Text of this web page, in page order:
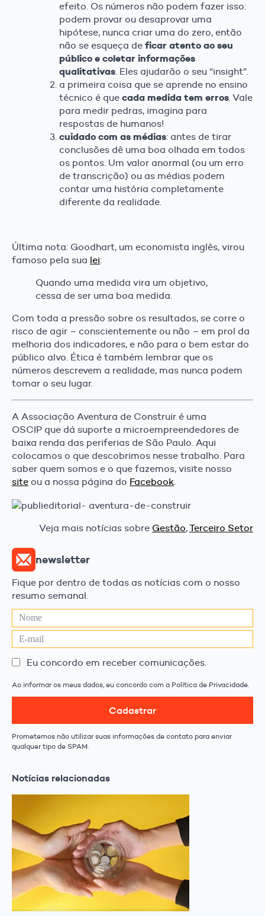
efeito. Os números não podem fazer isso:
podem provar ou desaprovar uma
hipótese, nunca criar uma do zero, então
não se esqueça de ficar atento ao seu
público e coletar informações
qualitativas. Eles ajudarão o seu “insight”.
a primeira coisa que se aprende no ensino
técnico é que cada medida tem erros. Vale
para medir pedras, imagina para
respostas de humanos!
cuidado com as médias: antes de tirar
conclusões dê uma boa olhada em todos
os pontos. Um valor anormal (ou um erro
de transcrição) ou as médias podem
contar uma história completamente
diferente da realidade.
Última nota: Goodhart, um economista inglês, virou
famoso pela sua lei:
Quando uma medida vira um objetivo,
cessa de ser uma boa medida.
Com toda a pressão sobre os resultados, se corre o
risco de agir – conscientemente ou não – em prol da
melhoria dos indicadores, e não para o bem estar do
público alvo. Ética é também lembrar que os
números descrevem a realidade, mas nunca podem
tomar o seu lugar.
A Associação Aventura de Construir é uma
OSCIP que dá suporte a microempreendedores de
baixa renda das periferias de São Paulo. Aqui
colocamos o que descobrimos nesse trabalho. Para
saber quem somos e o que fazemos, visite nosso
site ou a nossa página do Facebook.
Veja mais notícias sobre Gestão,Terceiro Setor
newsletter
Fique por dentro de todas as notícias com o nosso
resumo semanal.
Eu concordo em receber comunicações.
Ao informar os meus dados, eu concordo com a Política de Privacidade.
Cadastrar
Prometemos não utilizar suas informações de contato para enviar
qualquer tipo de SPAM.
Notícias relacionadas